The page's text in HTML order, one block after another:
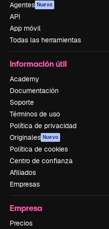
Agentes Nuevo
API
App móvil
Todas las herramientas
Información útil
Academy
Documentación
Soporte
Términos de uso
Política de privacidad
Originales Nuevo
Política de cookies
Centro de confianza
Afiliados
Empresas
Empresa
Precios